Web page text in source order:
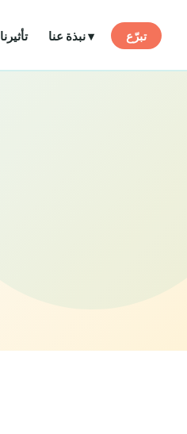
تأثيرنا نبذة عنا ▾ تبرّع